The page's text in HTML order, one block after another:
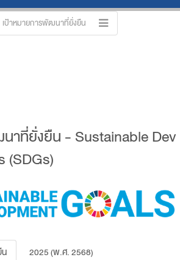
เป้าหมายการพัฒนาที่ยั่งยืน
าที่ยั่งยืน - Sustainable Dev
(SDGs)
2025 (พ.ศ. 2568)